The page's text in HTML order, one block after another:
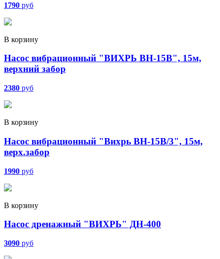
1790 руб
В корзину
Насос вибрационный "ВИХРЬ ВН-15В", 15м,
верхний забор
2380 руб
В корзину
Насос вибрационный "Вихрь ВН-15В/3", 15м,
верх.забор
1990 руб
В корзину
Насос дренажный "ВИХРЬ" ДН-400
3090 руб